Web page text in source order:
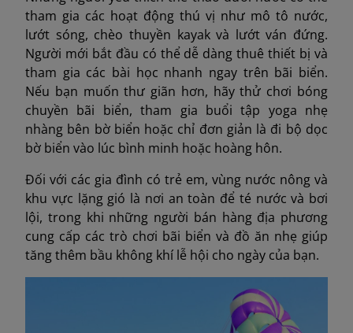
tham gia các hoạt động thú vị như mô tô nước,
lướt sóng, chèo thuyền kayak và lướt ván đứng.
Người mới bắt đầu có thể dễ dàng thuê thiết bị và
tham gia các bài học nhanh ngay trên bãi biển.
Nếu bạn muốn thư giãn hơn, hãy thử chơi bóng
chuyền bãi biển, tham gia buổi tập yoga nhẹ
nhàng bên bờ biển hoặc chỉ đơn giản là đi bộ dọc
bờ biển vào lúc bình minh hoặc hoàng hôn.
Đối với các gia đình có trẻ em, vùng nước nông và
khu vực lặng gió là nơi an toàn để té nước và bơi
lội, trong khi những người bán hàng địa phương
cung cấp các trò chơi bãi biển và đồ ăn nhẹ giúp
tăng thêm bầu không khí lễ hội cho ngày của bạn.